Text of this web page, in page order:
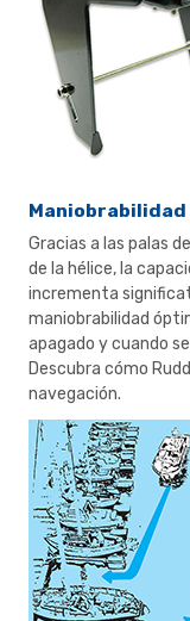
Gracias a las palas
de la hélice, la
incrementa
maniobrabilidad
apagado y cuando
Descubra cómo
navegación.